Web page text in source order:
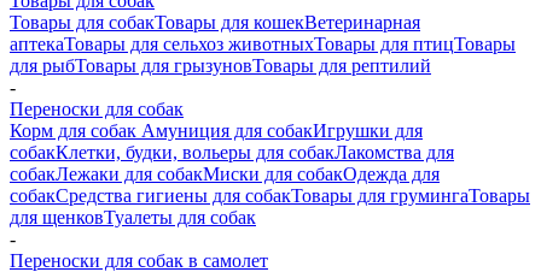
Товары для собакТовары для кошекВетеринарная
аптекаТовары для сельхоз животныхТовары для птицТовары
для рыбТовары для грызуновТовары для рептилий
-
Переноски для собак
Корм для собак Амуниция для собакИгрушки для
собакКлетки, будки, вольеры для собакЛакомства для
собакЛежаки для собакМиски для собакОдежда для
собакСредства гигиены для собакТовары для грумингаТовары
для щенковТуалеты для собак
-
Переноски для собак в самолет